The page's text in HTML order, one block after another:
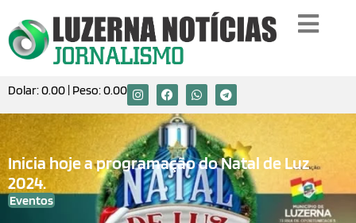
Dolar:0.00 | Peso:0.00
Inicia hoje a programação do Natal de Luz
2024.
Eventos